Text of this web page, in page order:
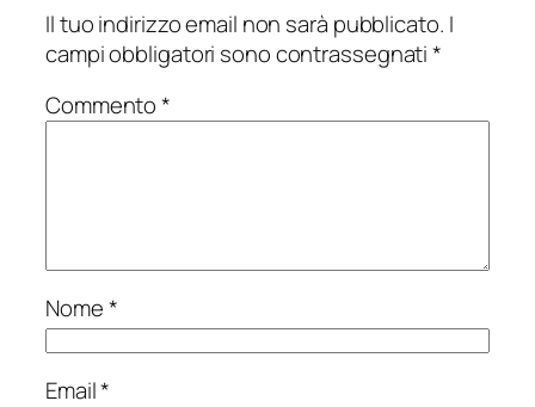
Il tuo indirizzo email non sarà pubblicato. I
campi obbligatori sono contrassegnati*
Commento*
Nome*
Email*